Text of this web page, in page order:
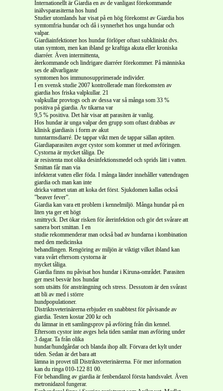
Internationellt är Giardia en av de vanligast förekommande
inälvsparasiterna hos hund
Studier utomlands har visat på en hög förekomst av Giardia hos
symtomfria hundar och då i synnerhet hos unga hundar och
valpar.
Giardiainfektioner hos hundar förlöper oftast subkliniskt dvs.
utan symtom, men kan ibland ge kraftiga akuta eller kroniska
diarréer. Även intermittenta,
återkommande och lindrigare diarréer förekommer. På människa
ses de allvarligaste
symtomen hos immunosupprimerade individer.
I en svensk studie 2007 kontrollerade man förekomsten av
giardia hos friska valpkullar. 21
valpkullar provtogs och av dessa var så många som 33 %
positiva på giardia. Av tikarna var
9,5 % positiva. Det här visar att parasiten är vanlig.
Hos hundar är unga valpar den grupp som oftast drabbas av
klinisk giardiasis i form av akut
tunntarmsdiarré. De tappar vikt men de tappar sällan aptiten.
Giardiaparasiten avger cystor som kommer ut med avföringen.
Cystorna är mycket tåliga. De
är resistenta mot olika desinfektionsmedel och sprids lätt i vatten.
Smittan får man via
infekterat vatten eller föda. I många länder innehåller vattendragen
giardia och man kan inte
dricka vattnet utan att koka det först. Sjukdomen kallas också
”beaver fever”.
Giardia kan vara ett problem i kennelmiljö. Många hundar på en
liten yta ger ett högt
smittryck. Det ökar risken för återinfektion och gör det svårare att
sanera bort smittan. I en
studie rekommenderar man också bad av hundarna i kombination
med den medicinska
behandlingen. Rengöring av miljön är viktigt vilket ibland kan
vara svårt eftersom cystorna är
mycket tåliga.
Giardia finns nu påvisat hos hundar i Kiruna-området. Parasiten
ger mest besvär hos hundar
som utsätts för ansträngning och stress. Dessutom är den svårast
att bli av med i större
hundpopulationer.
Distriktsveterinärerna erbjuder en snabbtest för påvisande av
giardia. Testen kostar 200 kr och
du lämnar in ett samlingsprov på avföring från din kennel.
Eftersom cystor inte avges hela tiden samlar man avföring under
3 dagar. Ta från olika
hundar/hundgårdar och blanda ihop allt. Förvara det kylt under
tiden. Sedan är det bara att
lämna in provet till Distriktsveterinärerna. För mer information
kan du ringa 010-122 81 00.
För behandling av giardia är fenbendazol första handsvalet. Även
metronidazol fungerar.